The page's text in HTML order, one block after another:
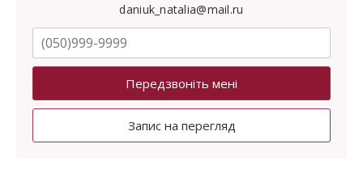
daniuk_natalia@mail.ru
Передзвоніть мені
Запис на перегляд